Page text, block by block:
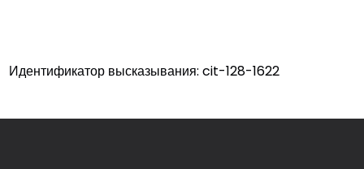
Идентификатор высказывания: cit-128-1622